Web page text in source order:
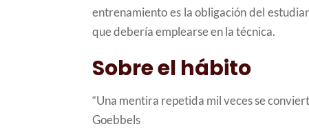
entrenamiento es la obligación del
que debería emplearse en la técnica.
Sobre el hábito
“Una mentira repetida mil veces se
Goebbels